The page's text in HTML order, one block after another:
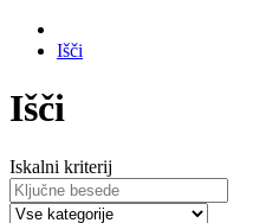
Išči
Išči
Iskalni kriterij